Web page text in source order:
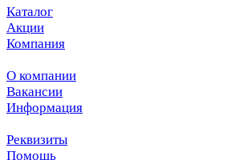
Каталог
Акции
Компания
О компании
Вакансии
Информация
Реквизиты
Помощь